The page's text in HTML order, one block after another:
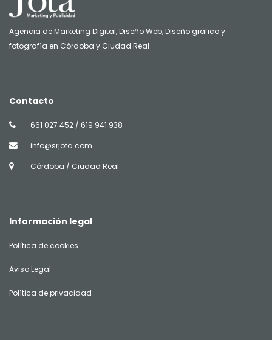
Agencia de Marketing Digital, Diseño Web, Diseño gráfico y
fotografía en Córdoba y Ciudad Real
Contacto
661 027 452 / 619 941 938
info@srjota.com
Córdoba / Ciudad Real
Información legal
Política de cookies
Aviso Legal
Política de privacidad